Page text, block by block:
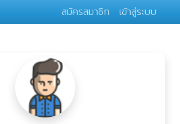
สมัครสมาชิก เข้าสู่ระบบ